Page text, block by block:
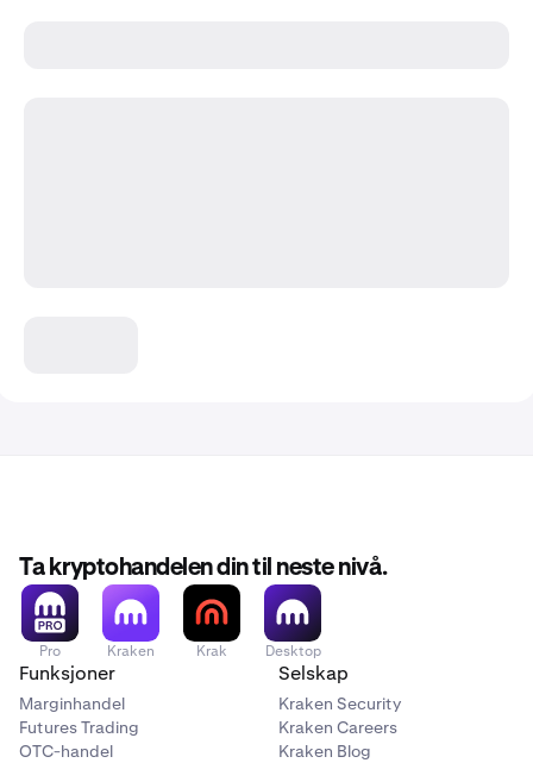
Ta kryptohandelen din til neste nivå.
Pro Kraken Krak Desktop
Funksjoner
Marginhandel
Futures Trading
OTC-handel
Selskap
Kraken Security
Kraken Careers
Kraken Blog